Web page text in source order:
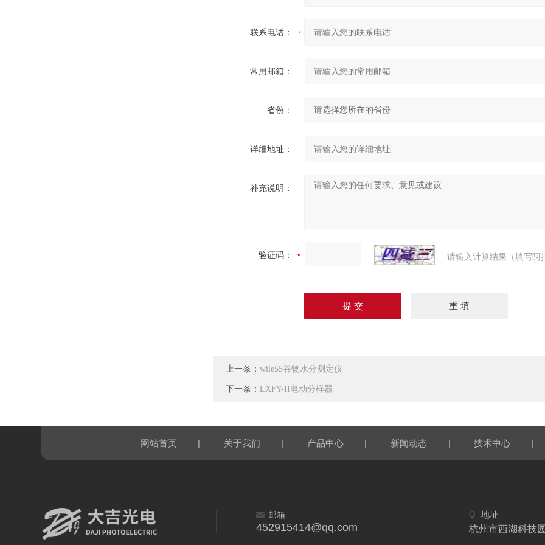
联系电话：
常用邮箱：
省份：
详细地址：
补充说明：
验证码： 请输入计算结果（填写阿
上一条：wile55谷物水分测定仪
下一条： LXFY-II电动分样器
网站首页 | 关于我们 | 产品中心 | 新闻动态 | 技术中心 |
邮箱
452915414@qq.com
地址
杭州市西湖科技